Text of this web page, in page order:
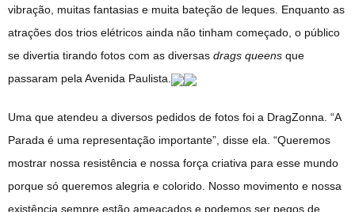
vibração, muitas fantasias e muita bateção de leques. Enquanto as
atrações dos trios elétricos ainda não tinham começado, o público
se divertia tirando fotos com as diversas drags queens que
passaram pela Avenida Paulista.
Uma que atendeu a diversos pedidos de fotos foi a DragZonna. “A
Parada é uma representação importante”, disse ela. “Queremos
mostrar nossa resistência e nossa força criativa para esse mundo
porque só queremos alegria e colorido. Nosso movimento e nossa
existência sempre estão ameaçados e podemos ser pegos de